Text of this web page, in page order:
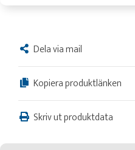
Dela via mail
Kopiera produktlänken
Skriv ut produktdata